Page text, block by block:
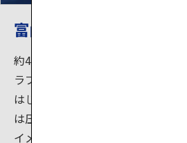
富山湾岸クルージング
約40分の富山湾岸の遊覧です。「
ラブ」にも加盟する富山湾。富山
はじめとした標高3,000メートル
は圧巻の一言です。船の名前は「
イメージアップキャラクターと同